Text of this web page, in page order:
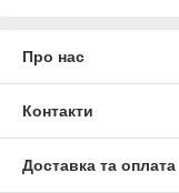
Про нас
Контакти
Доставка та оплата